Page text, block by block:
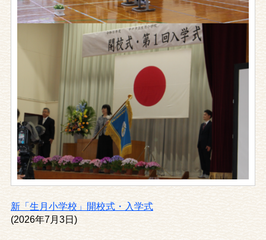
新「生月小学校」開校式・入学式
(2026年7月3日)